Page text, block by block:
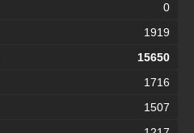
0
1919
15650
1716
1507